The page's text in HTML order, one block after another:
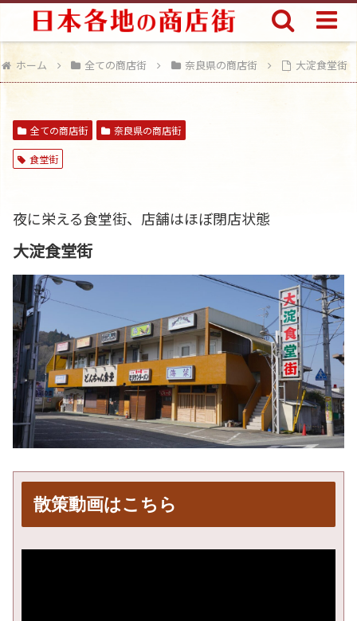
ホーム 全ての商店街 奈良県の商店街 大淀食堂街
全ての商店街 奈良県の商店街
食堂街
夜に栄える食堂街、店舗はほぼ閉店状態
大淀食堂街
散策動画はこちら